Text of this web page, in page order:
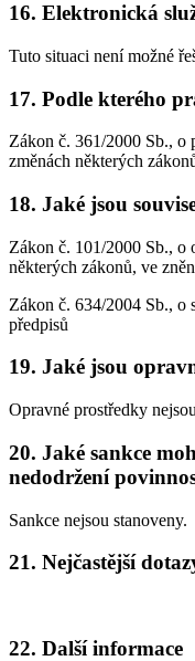
16. Elektronická
Tuto situaci není možné
17. Podle kterého
Zákon č. 361/2000 Sb., o
změnách některých
18. Jaké jsou
Zákon č. 101/2000 Sb., o
některých zákonů, ve
Zákon č. 634/2004 Sb., o
předpisů
19. Jaké jsou
Opravné prostředky
20. Jaké sankce
nedodržení
Sankce nejsou stanoveny.
21. Nejčastější
22. Další informace